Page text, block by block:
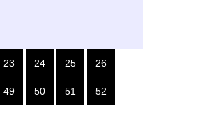
23 24 25 26
49 50 51 52